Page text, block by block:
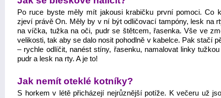
Po ruce byste měly mít jakousi krabičku první pomoci. Co
zjeví právě On. Měly by v ní být odličovací tampóny, lesk na
na víčka, tužka na oči, pudr se štětcem, řasenka. Vše ve
velikosti, tak aby se dalo nosit pohodlně v kabelce. Pak stačí
– rychle odlíčit, nanést stíny, řasenku, namalovat linky
pudr a lesk na rty. A je to!
Jak nemít oteklé kotníky?
S horkem v létě přicházejí nejrůznější potíže. K večeru už